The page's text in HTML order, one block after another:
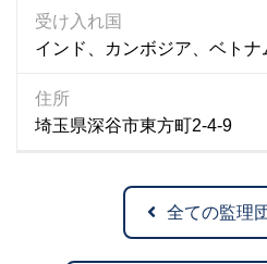
受け入れ国
インド、カンボジア、ベトナ
住所
埼玉県深谷市東方町2-4-9
全ての監理